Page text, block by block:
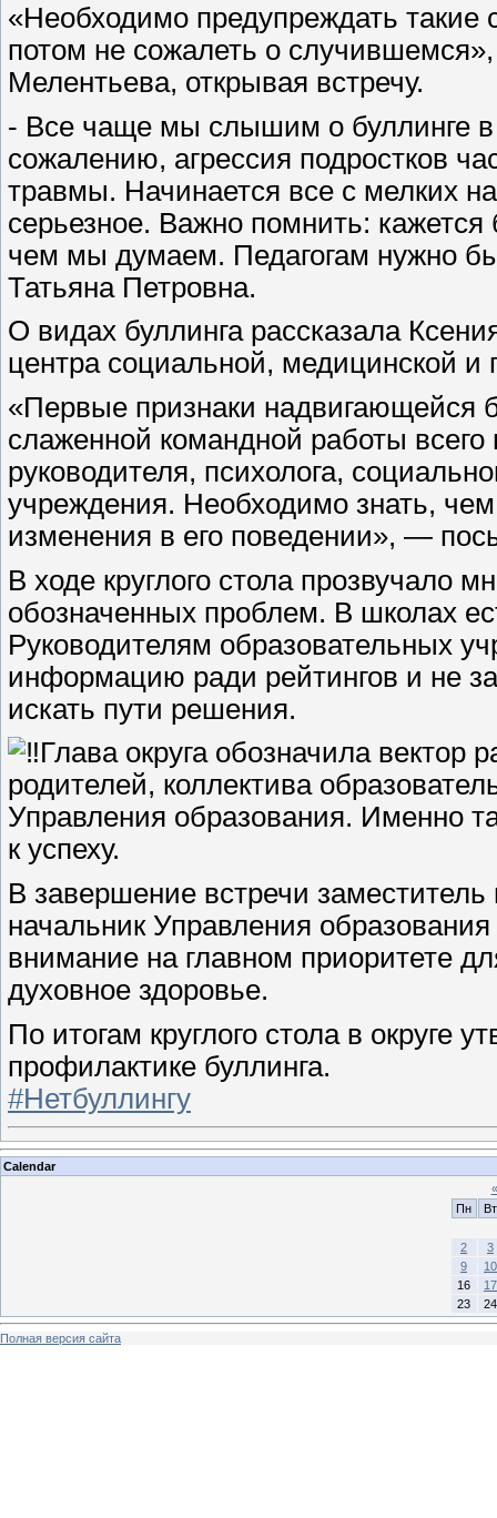
«Необходимо предупреждать такие
потом не сожалеть о
Мелентьева, открывая встречу.
- Все чаще мы слышим о буллинге в
сожалению, агрессия подростков
травмы. Начинается все с мелких
серьезное. Важно помнить: кажется
чем мы думаем. Педагогам нужно
Татьяна Петровна.
О видах буллинга рассказала
центра социальной, медицинской
«Первые признаки надвигающейся
слаженной командной работы всего
руководителя, психолога,
учреждения. Необходимо знать,
изменения в его поведении», —
В ходе круглого стола прозвучало
обозначенных проблем. В школах
Руководителям образовательных
информацию ради рейтингов и не
искать пути решения.
Глава округа обозначила вектор
родителей, коллектива
Управления образования. Именно
к успеху.
В завершение встречи
начальник Управления
внимание на главном приоритете
духовное здоровье.
По итогам круглого стола в округе
профилактике буллинга.
#Нетбуллингу
Calendar
«
Пн
Вт
2
3
9
10
16
17
23
24
Полная версия сайта